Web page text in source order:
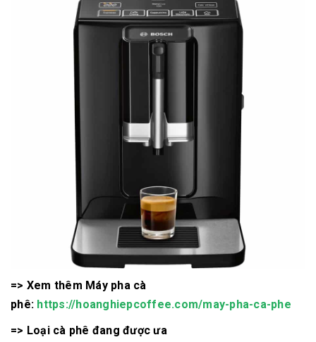
=> Xem thêm Máy pha cà
phê: https://hoanghiepcoffee.com/may-pha-ca-phe
=> Loại cà phê đang được ưa